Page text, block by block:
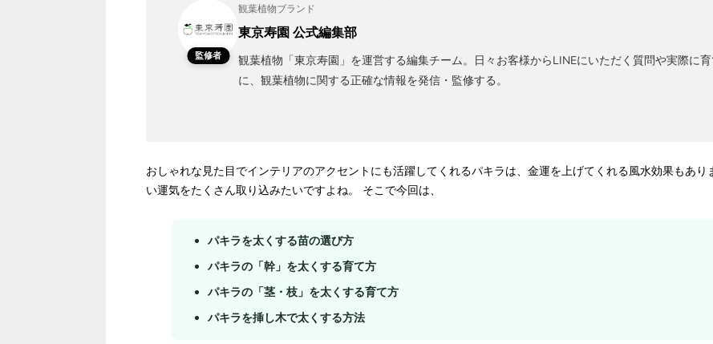
監修者
観葉植物ブランド
東京寿園 公式編集部
観葉植物「東京寿園」を運営する編集チーム。日々お客様からLINEにいただく質問や実際に
に、観葉植物に関する正確な情報を発信・監修する。
おしゃれな見た目でインテリアのアクセントにも活躍してくれるパキラは、金運を上げてくれる風水効果もあ
い運気をたくさん取り込みたいですよね。 そこで今回は、
パキラを太くする苗の選び方
パキラの「幹」を太くする育て方
パキラの「茎・枝」を太くする育て方
パキラを挿し木で太くする方法